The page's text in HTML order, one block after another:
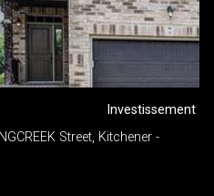
Investissement
Street, Kitchener -